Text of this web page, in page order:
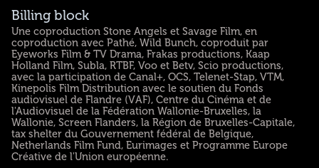
Billing block
Une coproduction Stone Angels et Savage Film, en
coproduction avec Pathé, Wild Bunch, coproduit par
Eyeworks Film & TV Drama, Frakas productions, Kaap
Holland Film, Subla, RTBF, Voo et Betv, Scio productions,
avec la participation de Canal+, OCS, Telenet-Stap, VTM,
Kinepolis Film Distribution avec le soutien du Fonds
audiovisuel de Flandre (VAF), Centre du Cinéma et de
l'Audiovisuel de la Fédération Wallonie-Bruxelles, la
Wallonie, Screen Flanders, la Région de Bruxelles-Capitale,
tax shelter du Gouvernement fédéral de Belgique,
Netherlands Film Fund, Eurimages et Programme Europe
Créative de l'Union européenne.